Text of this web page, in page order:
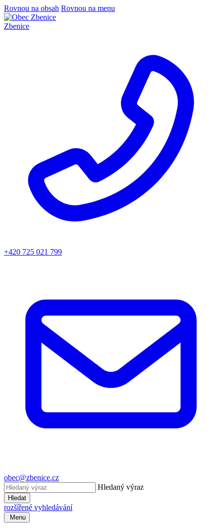
Rovnou na obsah Rovnou na menu
Zbenice
+420 725 021 799
obec@zbenice.cz
Hledaný výraz
Hledat
rozšířené vyhledávání
Menu